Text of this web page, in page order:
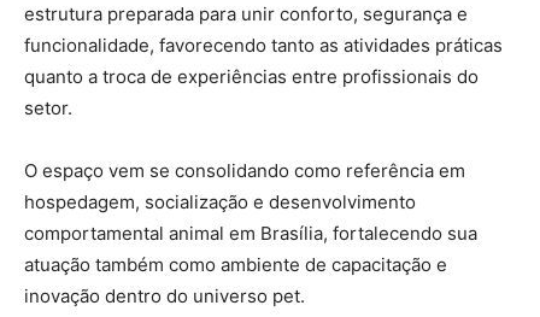
estrutura preparada para unir conforto, segurança e
funcionalidade, favorecendo tanto as atividades práticas
quanto a troca de experiências entre profissionais do
setor.
O espaço vem se consolidando como referência em
hospedagem, socialização e desenvolvimento
comportamental animal em Brasília, fortalecendo sua
atuação também como ambiente de capacitação e
inovação dentro do universo pet.